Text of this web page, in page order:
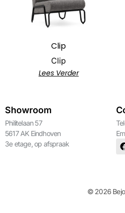
Clip
Clip
Lees Verder
Showroom
Philitelaan 57
5617 AK Eindhoven
3e etage, op afspraak
© 2026